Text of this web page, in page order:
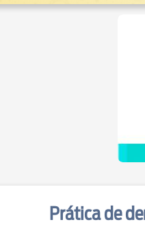
Prática de